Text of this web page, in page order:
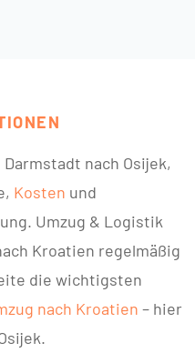
nach Osijek,
Kosten und
Umzug & Logistik
Kroatien regelmäßig
die wichtigsten
nach Kroatien – hier